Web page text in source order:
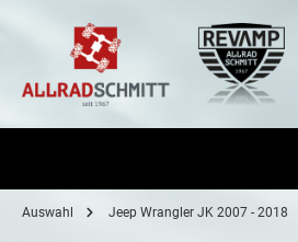
springen
Auswahl Jeep Wrangler JK 2007 - 2018